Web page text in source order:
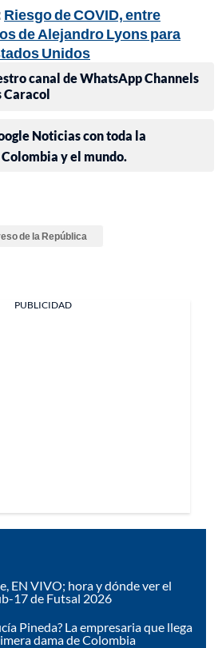
Riesgo de COVID, entre
de Alejandro Lyons para
Unidos
canal de WhatsApp Channels
Caracol
Noticias con toda la
y el mundo.
de la República
PUBLICIDAD
EN VIVO; hora y dónde ver el
17 de Futsal 2026
Pineda? La empresaria que llega
dama de Colombia